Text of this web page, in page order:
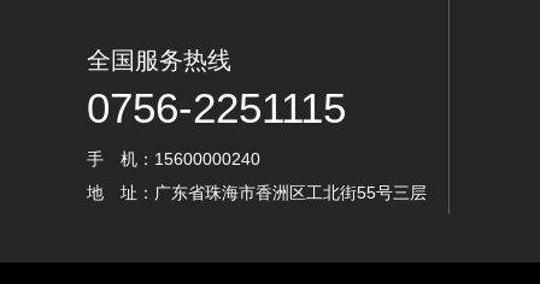
全国服务热线
0756-2251115
手 机：15600000240
地 址：广东省珠海市香洲区工北街55号三层